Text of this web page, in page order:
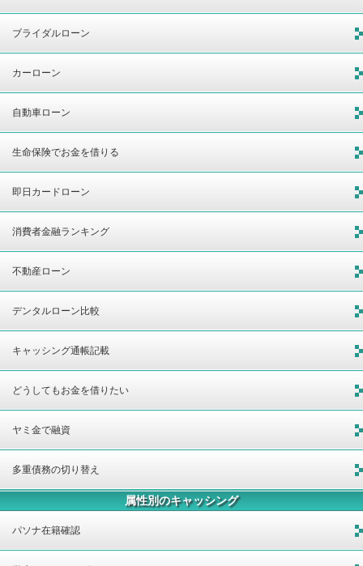
ブライダルローン
カーローン
自動車ローン
生命保険でお金を借りる
即日カードローン
消費者金融ランキング
不動産ローン
デンタルローン比較
キャッシング通帳記載
どうしてもお金を借りたい
ヤミ金で融資
多重債務の切り替え
属性別のキャッシング
パソナ在籍確認